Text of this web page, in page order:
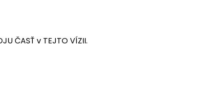
ČASŤ v TEJTO VÍZII.